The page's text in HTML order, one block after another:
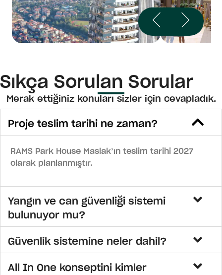
Sıkça Sorulan Sorular
Merak ettiğiniz konuları sizler için cevapladık.
Proje teslim tarihi ne zaman?
RAMS Park House Maslak’ın teslim tarihi 2027
olarak planlanmıştır.
Yangın ve can güvenliği sistemi
bulunuyor mu?
Güvenlik sistemine neler dahil?
All In One konseptini kimler